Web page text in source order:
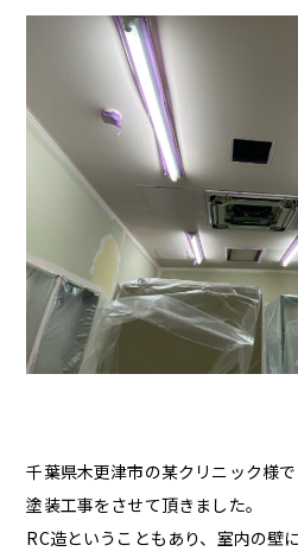
千葉県木更津市の某クリニック様で
塗装工事をさせて頂きました。
RC造ということもあり、室内の壁